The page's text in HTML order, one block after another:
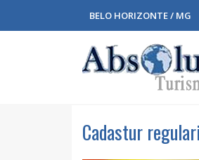
BELO HORIZONTE / MG
Cadastur